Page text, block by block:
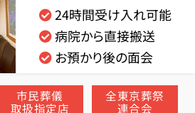
24時間受け入れ可能
病院から直接搬送
お預かり後の面会
市民葬儀
取扱指定店
全東京葬祭
連合会